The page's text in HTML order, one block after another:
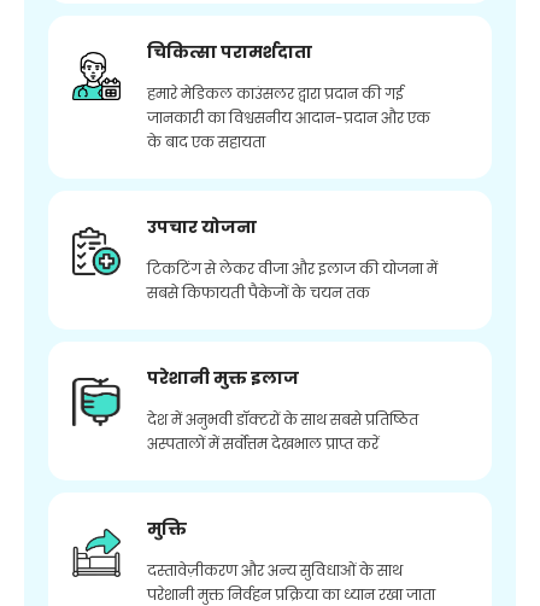
चिकित्सा परामर्शदाता
हमारे मेडिकल काउंसलर द्वारा प्रदान की गई
जानकारी का विश्वसनीय आदान-प्रदान और एक
के बाद एक सहायता
उपचार योजना
टिकटिंग से लेकर वीजा और इलाज की योजना में
सबसे किफायती पैकेजों के चयन तक
परेशानी मुक्त इलाज
देश में अनुभवी डॉक्टरों के साथ सबसे प्रतिष्ठित
अस्पतालों में सर्वोत्तम देखभाल प्राप्त करें
मुक्ति
दस्तावेज़ीकरण और अन्य सुविधाओं के साथ
परेशानी मुक्त निर्वहन प्रक्रिया का ध्यान रखा जाता